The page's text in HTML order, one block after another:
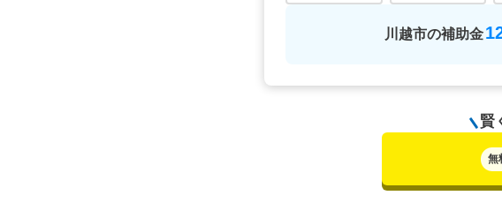
川越市の補助金
賢
無